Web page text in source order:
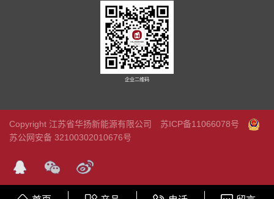
企业二维码
Copyright 江苏省华扬新能源有限公司 苏ICP备11066078号
苏公网安备 32100302010676号